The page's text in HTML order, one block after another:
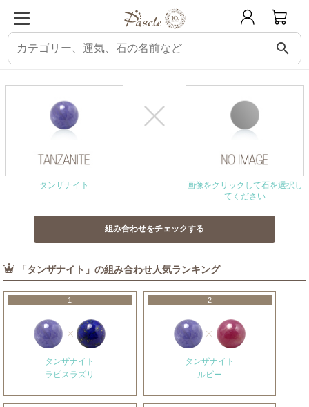
search
パスクル 組み合わせ・相性チェック タンザナイトと相性の良い石
タンザナイト
画像をクリックして石を選択し
てください
「タンザナイト」の組み合わせ人気ランキング
1
タンザナイト
ラピスラズリ
2
タンザナイト
ルビー